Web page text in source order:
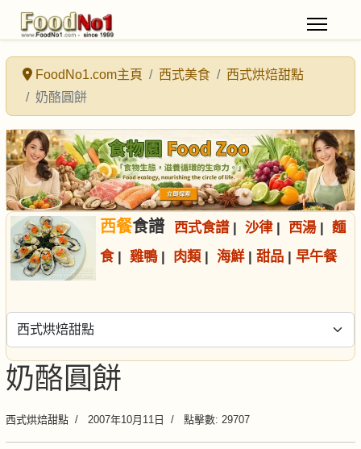
FoodNo1.com主頁 西式美食
西式烘焙甜點
奶酪圓餅
西餐食譜 西式食譜| 沙律| 西湯| 麵
食| 雞鴨| 肉類 | 海鮮| 甜品 | 早午餐
選擇食譜分類
奶酪圓餅
西式烘焙甜點 2007年10月11日 點擊數: 29707